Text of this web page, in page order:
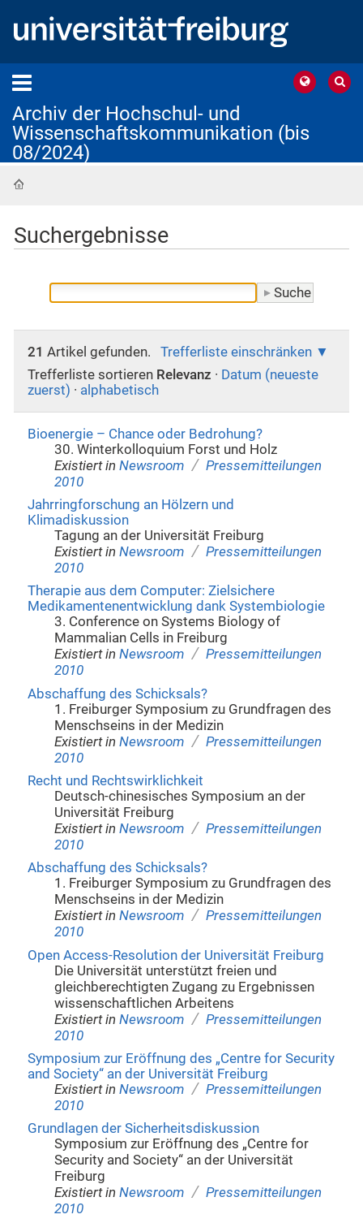
Archiv der Hochschul- und
Wissenschaftskommunikation (bis
08/2024)
Suchergebnisse
21 Artikel gefunden.
Trefferliste einschränken
Trefferliste sortieren Relevanz · Datum (neueste
zuerst) · alphabetisch
Bioenergie – Chance oder Bedrohung?
30. Winterkolloquium Forst und Holz
Existiert in Newsroom / Pressemitteilungen
2010
Jahrringforschung an Hölzern und
Klimadiskussion
Tagung an der Universität Freiburg
Existiert in Newsroom / Pressemitteilungen
2010
Therapie aus dem Computer: Zielsichere
Medikamentenentwicklung dank Systembiologie
3. Conference on Systems Biology of
Mammalian Cells in Freiburg
Existiert in Newsroom / Pressemitteilungen
2010
Abschaffung des Schicksals?
1. Freiburger Symposium zu Grundfragen des
Menschseins in der Medizin
Existiert in Newsroom / Pressemitteilungen
2010
Recht und Rechtswirklichkeit
Deutsch-chinesisches Symposium an der
Universität Freiburg
Existiert in Newsroom / Pressemitteilungen
2010
Abschaffung des Schicksals?
1. Freiburger Symposium zu Grundfragen des
Menschseins in der Medizin
Existiert in Newsroom / Pressemitteilungen
2010
Open Access-Resolution der Universität Freiburg
Die Universität unterstützt freien und
gleichberechtigten Zugang zu Ergebnissen
wissenschaftlichen Arbeitens
Existiert in Newsroom / Pressemitteilungen
2010
Symposium zur Eröffnung des „Centre for Security
and Society“ an der Universität Freiburg
Existiert in Newsroom / Pressemitteilungen
2010
Grundlagen der Sicherheitsdiskussion
Symposium zur Eröffnung des „Centre for
Security and Society“ an der Universität
Freiburg
Existiert in Newsroom / Pressemitteilungen
2010